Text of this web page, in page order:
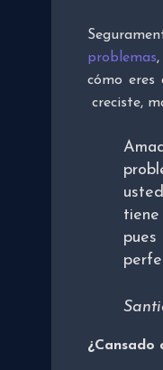
problemas
cómo eres
creciste,
pues
¿Cansado